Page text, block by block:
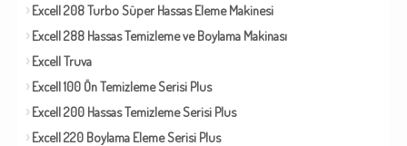
Excell 208 Turbo Süper Hassas Eleme Makinesi
Excell 288 Hassas Temizleme ve Boylama Makinası
Excell Truva
Excell 100 Ön Temizleme Serisi Plus
Excell 200 Hassas Temizleme Serisi Plus
Excell 220 Boylama Eleme Serisi Plus